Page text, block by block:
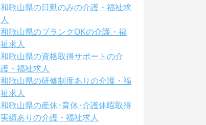
和歌山県の日勤のみの介護・福祉求
人
和歌山県のブランクOKの介護・福
祉求人
和歌山県の資格取得サポートの介
護・福祉求人
和歌山県の研修制度ありの介護・福
祉求人
和歌山県の産休･育休･介護休暇取得
実績ありの介護・福祉求人